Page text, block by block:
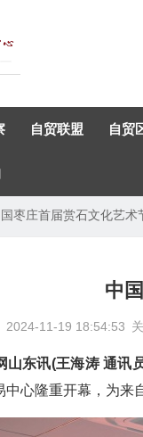
自贸联盟 自贸
枣庄首届赏石文化艺术
中
2024-11-19 18:54:53
山东讯(王海涛 通讯
中心隆重开幕，为来